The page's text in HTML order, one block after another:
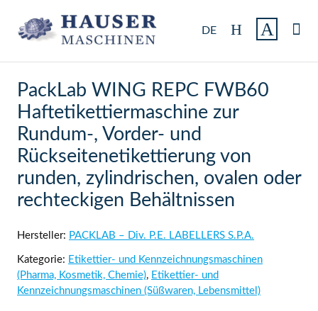
DE 
PackLab WING REPC FWB60
Haftetikettiermaschine zur
Rundum-, Vorder- und
Rückseitenetikettierung von
runden, zylindrischen, ovalen oder
rechteckigen Behältnissen
Hersteller: PACKLAB – Div. P.E. LABELLERS S.P.A.
Kategorie: Etikettier- und Kennzeichnungsmaschinen
(Pharma, Kosmetik, Chemie), Etikettier- und
Kennzeichnungsmaschinen (Süßwaren, Lebensmittel)